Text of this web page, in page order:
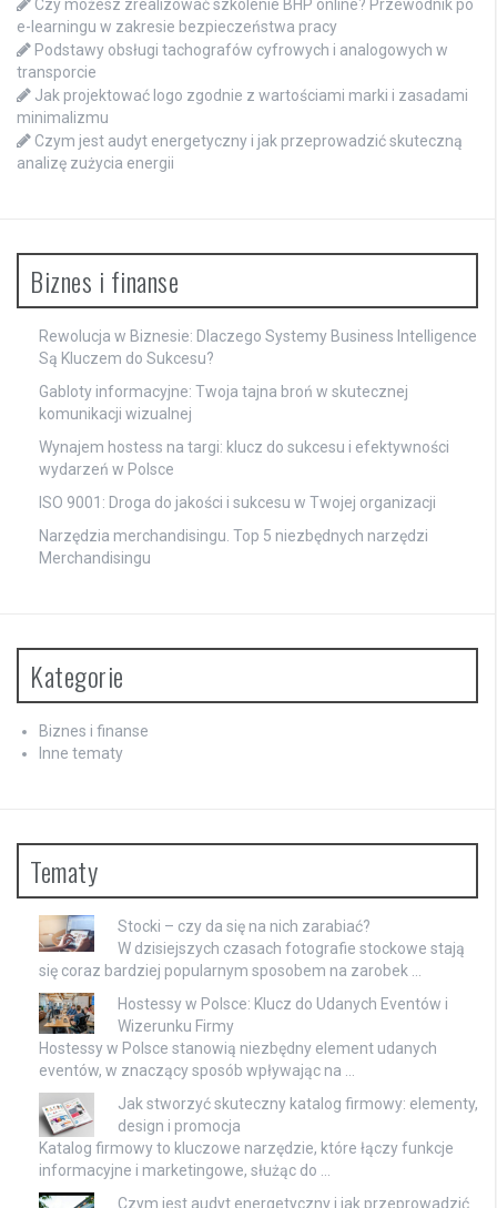
Czy możesz zrealizować szkolenie BHP online? Przewodnik po
e-learningu w zakresie bezpieczeństwa pracy
Podstawy obsługi tachografów cyfrowych i analogowych w
transporcie
Jak projektować logo zgodnie z wartościami marki i zasadami
minimalizmu
Czym jest audyt energetyczny i jak przeprowadzić skuteczną
analizę zużycia energii
Biznes i finanse
Rewolucja w Biznesie: Dlaczego Systemy Business Intelligence
Są Kluczem do Sukcesu?
Gabloty informacyjne: Twoja tajna broń w skutecznej
komunikacji wizualnej
Wynajem hostess na targi: klucz do sukcesu i efektywności
wydarzeń w Polsce
ISO 9001: Droga do jakości i sukcesu w Twojej organizacji
Narzędzia merchandisingu. Top 5 niezbędnych narzędzi
Merchandisingu
Kategorie
Biznes i finanse
Inne tematy
Tematy
Stocki – czy da się na nich zarabiać?
W dzisiejszych czasach fotografie stockowe stają
się coraz bardziej popularnym sposobem na zarobek …
Hostessy w Polsce: Klucz do Udanych Eventów i
Wizerunku Firmy
Hostessy w Polsce stanowią niezbędny element udanych
eventów, w znaczący sposób wpływając na …
Jak stworzyć skuteczny katalog firmowy: elementy,
design i promocja
Katalog firmowy to kluczowe narzędzie, które łączy funkcje
informacyjne i marketingowe, służąc do …
Czym jest audyt energetyczny i jak przeprowadzić